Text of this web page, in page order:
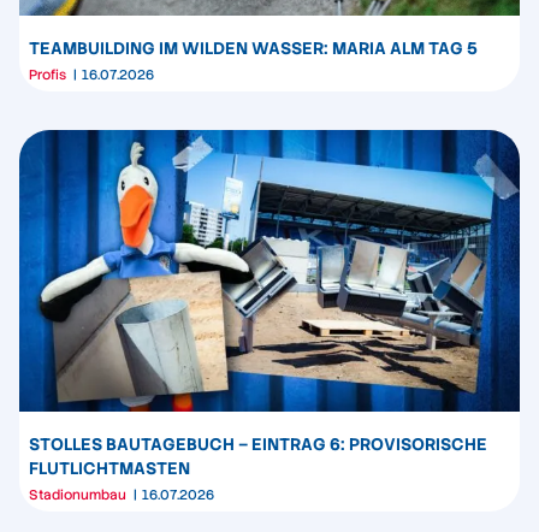
TEAMBUILDING IM WILDEN WASSER: MARIA ALM TAG 5
Profis 16.07.2026
STOLLES BAUTAGEBUCH – EINTRAG 6: PROVISORISCHE
FLUTLICHTMASTEN
Stadionumbau 16.07.2026